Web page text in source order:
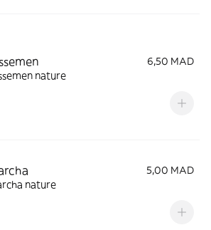
6,50 MAD
nature
5,00 MAD
nature